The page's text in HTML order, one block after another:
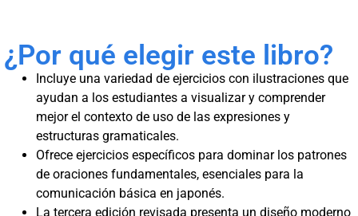
¿Por qué elegir este libro?
Incluye una variedad de ejercicios con ilustraciones que
ayudan a los estudiantes a visualizar y comprender
mejor el contexto de uso de las expresiones y
estructuras gramaticales.
Ofrece ejercicios específicos para dominar los patrones
de oraciones fundamentales, esenciales para la
comunicación básica en japonés.
La tercera edición revisada presenta un diseño moderno